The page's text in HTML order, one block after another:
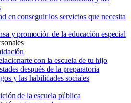
en conseguir los servicios que necesita
y promoción de la educación especial
con la escuela de tu hijo
después de la preparatoria
y las habilidades sociales
de la escuela pública